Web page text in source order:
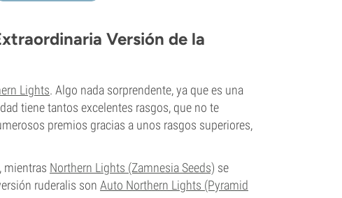
Versión de la
Lights. Algo nada sorprendente, ya que es una
tiene tantos excelentes rasgos, que no te
premios gracias a unos rasgos superiores,
mientras Northern Lights (Zamnesia Seeds) se
ruderalis son Auto Northern Lights (Pyramid